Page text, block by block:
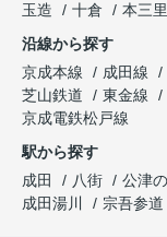
玉造
十倉
本三
沿線から探す
京成本線
成田線
芝山鉄道
東金線
京成電鉄松戸線
駅から探す
成田
八街 公津
成田湯川
宗吾参道